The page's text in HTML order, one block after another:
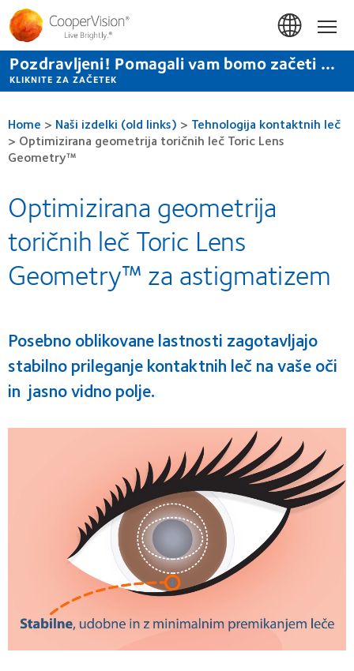
Skip
to
main
content
Pozdravljeni! Pomagali vam bomo začeti ...
KLIKNITE ZA ZAČETEK
Home > Naši izdelki (old links) > Tehnologija kontaktnih leč
> Optimizirana geometrija toričnih leč Toric Lens
Geometry™
Optimizirana geometrija
toričnih leč Toric Lens
Geometry™ za astigmatizem
Posebno oblikovane lastnosti zagotavljajo
stabilno prileganje kontaktnih leč na vaše oči
in jasno vidno polje.